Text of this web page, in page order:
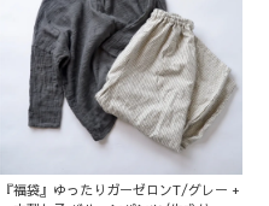
『福袋』ゆったりガーゼロンT/グレー +